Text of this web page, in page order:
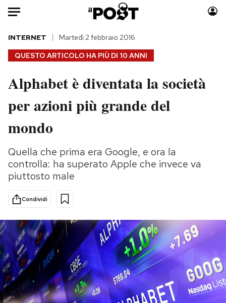
Auto
HOME
Italia
Politica
Tecnologia
Scienza
Cultura
Sport
Moda
Consumismi
Media
PODCAST
NEWSLETTER
QUESTO ARTICOLO HA PIÙ DI 10 ANNI
INTERNET Martedì 2 febbraio 2016
Alphabet è diventata la società
per azioni più grande del
mondo
Quella che prima era Google, e ora la
controlla: ha superato Apple che invece va
piuttosto male
Condividi